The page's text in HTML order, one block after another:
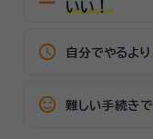
いい！
schedule 自分でやるより
sentiment_satisfied_alt 難しい手続きで